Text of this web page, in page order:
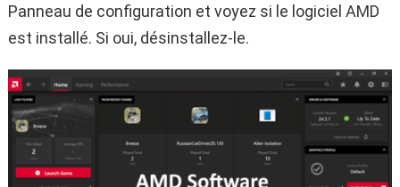
Panneau de configuration et voyez si le logiciel AMD
est installé. Si oui, désinstallez-le.